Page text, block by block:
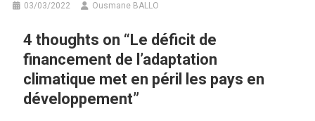
03/03/2022 Ousmane BALLO
4 thoughts on “Le déficit de
financement de l’adaptation
climatique met en péril les pays en
développement”